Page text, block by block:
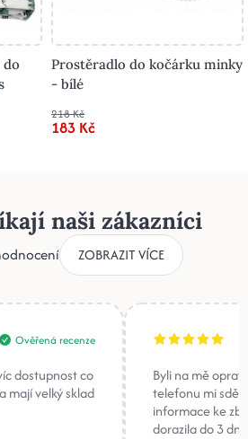
do
Prostěradlo do kočárku minky
- bílé
218 Kč
183 Kč
naši zákazníci
ZOBRAZIT VÍCE
Ověřená recenze
dostupnost co
mají velký sklad
Byli na mě
telefonu mi
informace ke
dorazila do 3